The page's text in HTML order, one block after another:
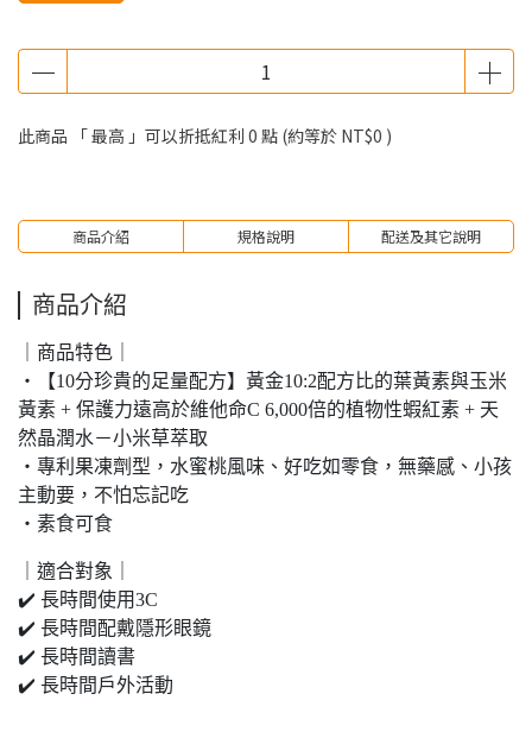
此商品 「 最高 」可以折抵紅利 0 點 (約等於 NT$0 )
商品介紹 規格說明 配送及其它說明
商品介紹
｜商品特色｜
・【10分珍貴的足量配方】黃金10:2配方比的葉黃素與玉米
黃素 + 保護力遠高於維他命C 6,000倍的植物性蝦紅素 + 天
然晶潤水－小米草萃取
・專利果凍劑型，水蜜桃風味、好吃如零食，無藥感、小孩
主動要，不怕忘記吃
・素食可食
｜適合對象｜
✔️ 長時間使用3C
✔️ 長時間配戴隱形眼鏡
✔️ 長時間讀書
✔️ 長時間戶外活動